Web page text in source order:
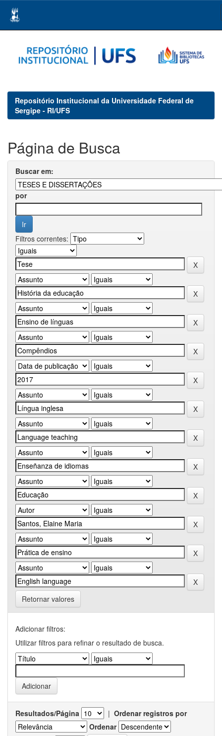
navigation
Repositório Institucional da Universidade Federal de
Sergipe - RI/UFS
Página de Busca
Buscar em:
por
Filtros correntes:
Retornar valores
Adicionar filtros:
Utilizar filtros para refinar o resultado de busca.
Resultados/Página | Ordenar registros por
Ordenar